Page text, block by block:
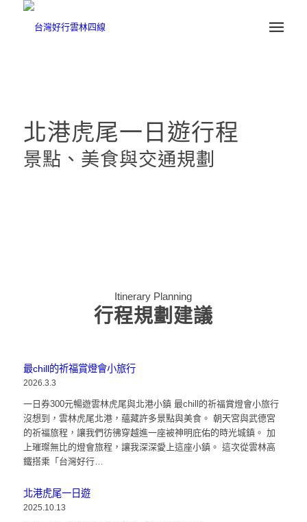
北港虎尾一日遊行程
景點、美食與交通規劃
Itinerary Planning
行程規劃建議
最chill的祈福賞燈會小旅行
2026.3.3
一日券300元暢遊雲林虎尾與北港小鎮 最chill的祈福賞燈會小旅行
沒想到，雲林虎尾北港，蘊藏許多景點與美食。 朝天宮與武德宮
的祈福旅程，讓我們彷彿穿越進一座被神明庇佑的時光城鎮。 加
上璀璨無比的燈會旅程，讓我深深愛上這座小鎮。 這次從雲林高
鐵搭乘「台灣好行…
北港虎尾一日遊
2025.10.13